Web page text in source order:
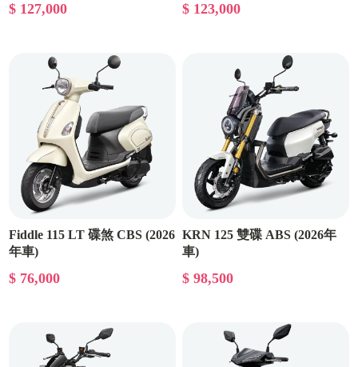
$ 127,000 $ 123,000
Fiddle 115 LT 碟煞 CBS (2026
年車)
$ 76,000
KRN 125 雙碟 ABS (2026年
車)
$ 98,500